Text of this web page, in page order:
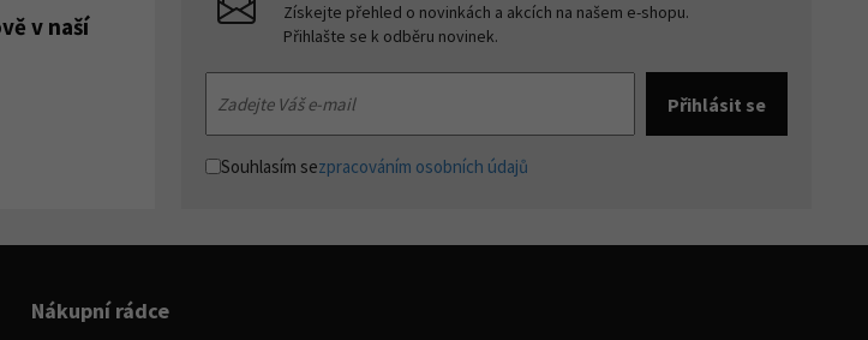
v naší
Získejte přehled o novinkách a akcích na našem e-shopu.
Přihlašte se k odběru novinek.
Souhlasím sezpracováním osobních údajů
Nákupní rádce